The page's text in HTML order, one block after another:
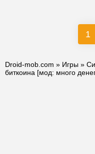
1
Droid-mob.com » Игры »
биткоина [мод: много